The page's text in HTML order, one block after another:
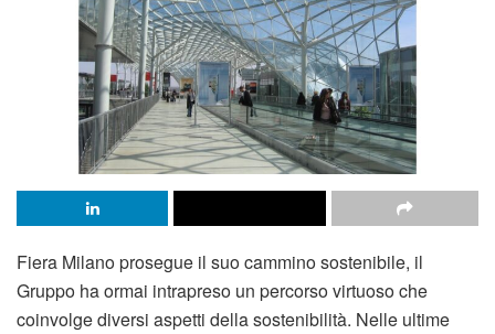
Fiera Milano prosegue il suo cammino sostenibile, il
Gruppo ha ormai intrapreso un percorso virtuoso che
coinvolge diversi aspetti della sostenibilità. Nelle ultime